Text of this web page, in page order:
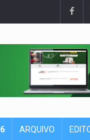
ARQUIVO